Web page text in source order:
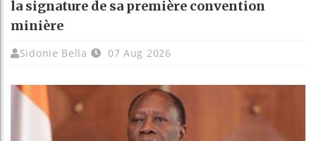
la signature de sa première convention
minière
Sidonie Bella 07 Aug 2026